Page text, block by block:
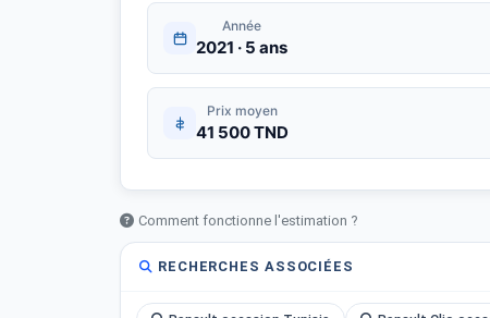
Année
2021 · 5 ans
Prix moyen
41 500 TND
Comment fonctionne l'estimation ?
RECHERCHES ASSOCIÉES